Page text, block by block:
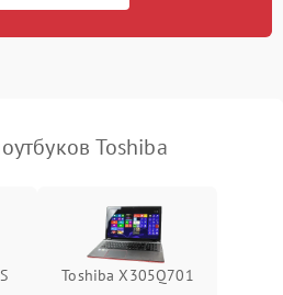
Подробнее →
Toshiba
Toshiba X305Q701